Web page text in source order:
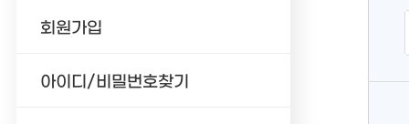
회원가입
아이디/비밀번호찾기